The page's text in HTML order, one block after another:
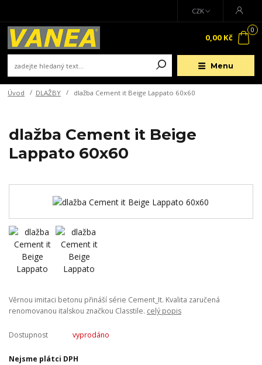
Menu
CZK
0
0,00 Kč
Úvod DLAŽBY dlažba Cement it Beige Lappato 60x60
dlažba Cement it Beige
Lappato 60x60
Věrnou imitaci betonu přináší série Cement_It. Kvalita zaručená
renomovanou italskou značkou Classtile. celý popis
Dostupnost vyprodáno
Nejsme plátci DPH